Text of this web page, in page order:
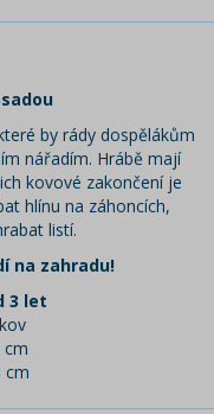
by rády dospělákům
nářadím. Hrábě mají
kovové zakončení je
hlínu na záhoncích,
listí.
na zahradu!
3 let
cm
cm